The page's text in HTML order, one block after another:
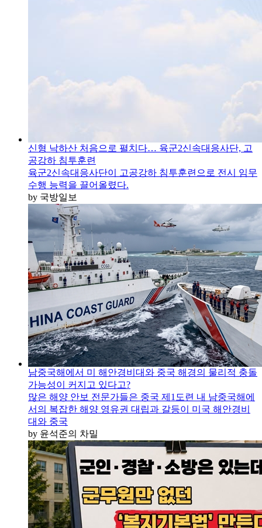
신형 낙하산 처음으로 펼치다… 육군2신속대응사단, 고
공강하 침투훈련
육군2신속대응사단이 고공강하 침투훈련으로 전시 임무
수행 능력을 끌어올렸다.
by 국방일보
남중국해에서 미 해안경비대와 중국 해경의 물리적 충돌
가능성이 커지고 있다고?
많은 해양 안보 전문가들은 중국 제1도련 내 남중국해에
서의 복잡한 해양 영유권 대립과 갈등이 미국 해안경비
대와 중국
by 윤석준의 차밀